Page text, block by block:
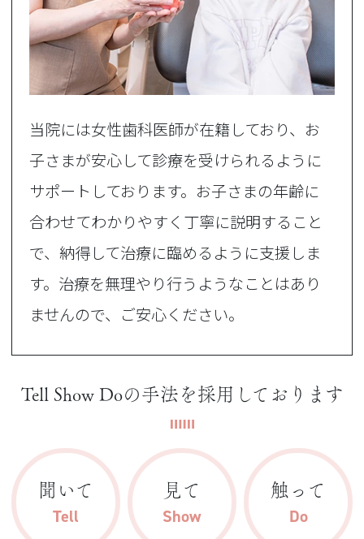
当院には女性歯科医師が在籍しており、お
子さまが安心して診療を受けられるように
サポートしております。お子さまの年齢に
合わせてわかりやすく丁寧に説明すること
で、納得して治療に臨めるように支援しま
す。治療を無理やり行うようなことはあり
ませんので、ご安心ください。
Tell Show Doの手法を採用しております
聞いて
Tell
見て
Show
触って
Do